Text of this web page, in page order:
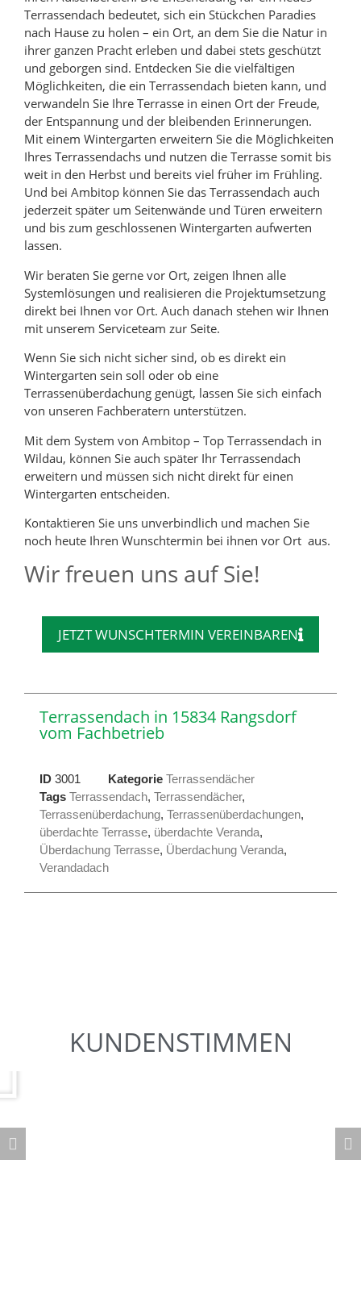
Terrassendach bedeutet, sich ein Stückchen Paradies
nach Hause zu holen – ein Ort, an dem Sie die Natur in
ihrer ganzen Pracht erleben und dabei stets geschützt
und geborgen sind. Entdecken Sie die vielfältigen
Möglichkeiten, die ein Terrassendach bieten kann, und
verwandeln Sie Ihre Terrasse in einen Ort der Freude,
der Entspannung und der bleibenden Erinnerungen.
Mit einem Wintergarten erweitern Sie die Möglichkeiten
Ihres Terrassendachs und nutzen die Terrasse somit bis
weit in den Herbst und bereits viel früher im Frühling.
Und bei Ambitop können Sie das Terrassendach auch
jederzeit später um Seitenwände und Türen erweitern
und bis zum geschlossenen Wintergarten aufwerten
lassen.
Wir beraten Sie gerne vor Ort, zeigen Ihnen alle
Systemlösungen und realisieren die Projektumsetzung
direkt bei Ihnen vor Ort. Auch danach stehen wir Ihnen
mit unserem Serviceteam zur Seite.
Wenn Sie sich nicht sicher sind, ob es direkt ein
Wintergarten sein soll oder ob eine
Terrassenüberdachung genügt, lassen Sie sich einfach
von unseren Fachberatern unterstützen.
Mit dem System von Ambitop – Top Terrassendach in
Wildau, können Sie auch später Ihr Terrassendach
erweitern und müssen sich nicht direkt für einen
Wintergarten entscheiden.
Kontaktieren Sie uns unverbindlich und machen Sie
noch heute Ihren Wunschtermin bei ihnen vor Ort aus.
Wir freuen uns auf Sie!
JETZT WUNSCHTERMIN VEREINBAREN
Terrassendach in 15834 Rangsdorf
vom Fachbetrieb
ID 3001 Kategorie Terrassendächer
Tags Terrassendach, Terrassendächer,
Terrassenüberdachung, Terrassenüberdachungen,
überdachte Terrasse, überdachte Veranda,
Überdachung Terrasse, Überdachung Veranda,
Verandadach
KUNDENSTIMMEN